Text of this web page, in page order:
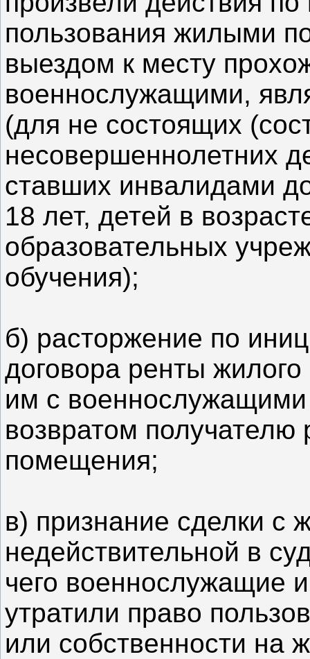
пользования жилыми
выездом к месту
военнослужащими,
(для не состоящих
несовершеннолетних
ставших инвалидами
18 лет, детей в
образовательных
обучения);
б) расторжение по
договора ренты
им с
возвратом получателю
помещения;
в) признание сделки
недействительной в
чего военнослужащие
утратили право
или собственности на